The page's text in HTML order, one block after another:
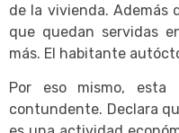
de la vivienda. Además
que quedan servidas
más. El habitante
Por eso mismo, esta
contundente. Declara